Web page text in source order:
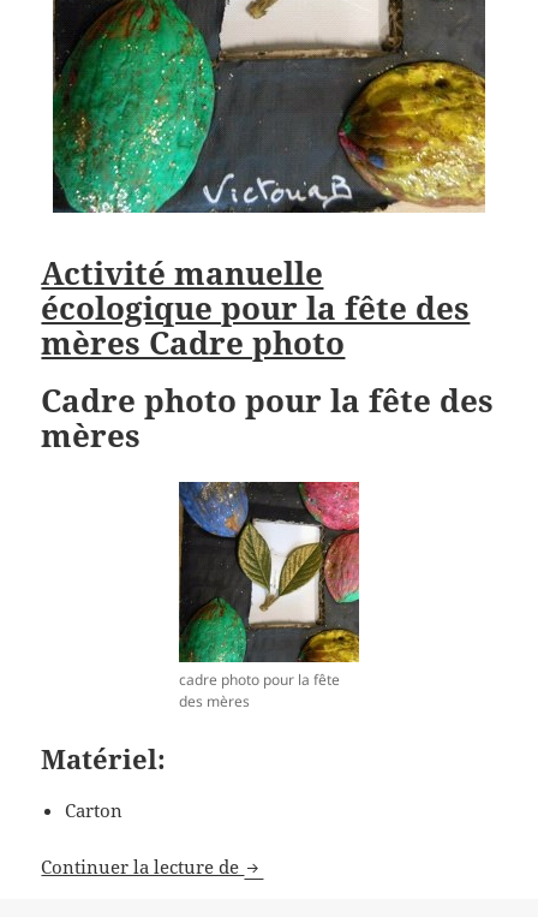
Activité manuelle
écologique pour la fête des
mères Cadre photo
Cadre photo pour la fête des
mères
cadre photo pour la fête
des mères
Matériel:
Carton
Continuer la lecture de Activité manuelle écologique